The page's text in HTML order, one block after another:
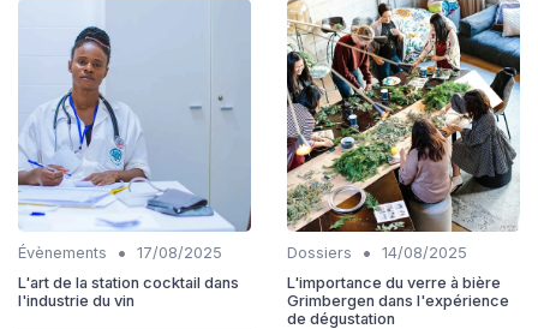
Évènements •
17/08/2025
L'art de la station cocktail dans
l'industrie du vin
Dossiers •
14/08/2025
L'importance du verre à bière
Grimbergen dans l'expérience
de dégustation